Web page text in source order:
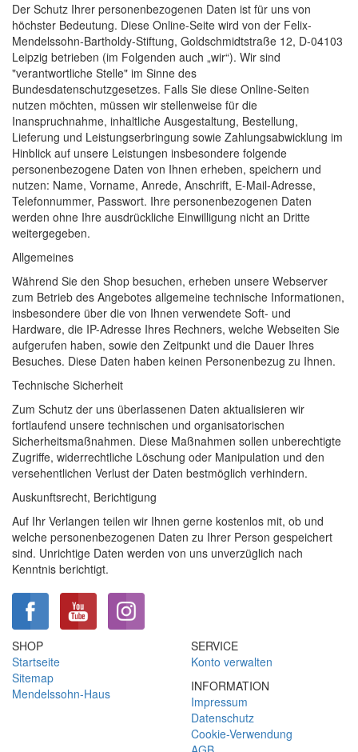
Der Schutz Ihrer personenbezogenen Daten ist für uns von
höchster Bedeutung. Diese Online-Seite wird von der Felix-
Mendelssohn-Bartholdy-Stiftung, Goldschmidtstraße 12, D-04103
Leipzig betrieben (im Folgenden auch „wir“). Wir sind
"verantwortliche Stelle" im Sinne des
Bundesdatenschutzgesetzes. Falls Sie diese Online-Seiten
nutzen möchten, müssen wir stellenweise für die
Inanspruchnahme, inhaltliche Ausgestaltung, Bestellung,
Lieferung und Leistungserbringung sowie Zahlungsabwicklung im
Hinblick auf unsere Leistungen insbesondere folgende
personenbezogene Daten von Ihnen erheben, speichern und
nutzen: Name, Vorname, Anrede, Anschrift, E-Mail-Adresse,
Telefonnummer, Passwort. Ihre personenbezogenen Daten
werden ohne Ihre ausdrückliche Einwilligung nicht an Dritte
weitergegeben.
Allgemeines
Während Sie den Shop besuchen, erheben unsere Webserver
zum Betrieb des Angebotes allgemeine technische Informationen,
insbesondere über die von Ihnen verwendete Soft- und
Hardware, die IP-Adresse Ihres Rechners, welche Webseiten Sie
aufgerufen haben, sowie den Zeitpunkt und die Dauer Ihres
Besuches. Diese Daten haben keinen Personenbezug zu Ihnen.
Technische Sicherheit
Zum Schutz der uns überlassenen Daten aktualisieren wir
fortlaufend unsere technischen und organisatorischen
Sicherheitsmaßnahmen. Diese Maßnahmen sollen unberechtigte
Zugriffe, widerrechtliche Löschung oder Manipulation und den
versehentlichen Verlust der Daten bestmöglich verhindern.
Auskunftsrecht, Berichtigung
Auf Ihr Verlangen teilen wir Ihnen gerne kostenlos mit, ob und
welche personenbezogenen Daten zu Ihrer Person gespeichert
sind. Unrichtige Daten werden von uns unverzüglich nach
Kenntnis berichtigt.
SHOP
Startseite
Sitemap
Mendelssohn-Haus
SERVICE
Konto verwalten
INFORMATION
Impressum
Datenschutz
Cookie-Verwendung